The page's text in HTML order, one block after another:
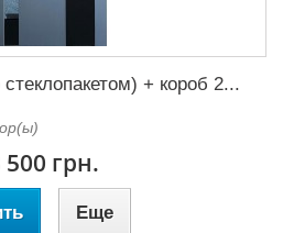
+ короб 2...
500 грн.
Еще